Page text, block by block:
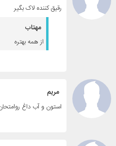
رقیق کننده لاک بگیر
مهتاب
از همه بهتره
مریم
استون و آب داغ